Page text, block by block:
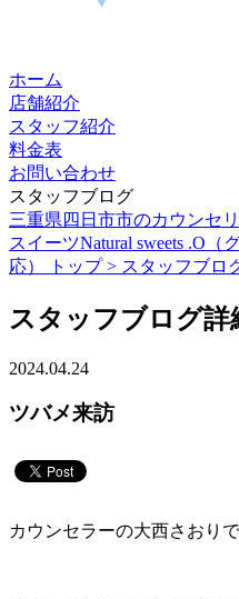
ホーム
店舗紹介
スタッフ紹介
料金表
お問い合わせ
スタッフブログ
三重県四日市市のカウンセ
スイーツNatural sweets .O
応） トップ > スタッフブロ
スタッフブログ詳
2024.04.24
ツバメ来訪
カウンセラーの大西さおりで